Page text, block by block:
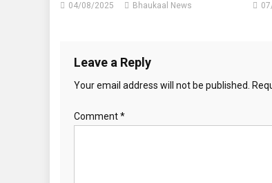
04/08/2025 Bhaukaal News
Leave a Reply
Your email address will not be published.
Comment*